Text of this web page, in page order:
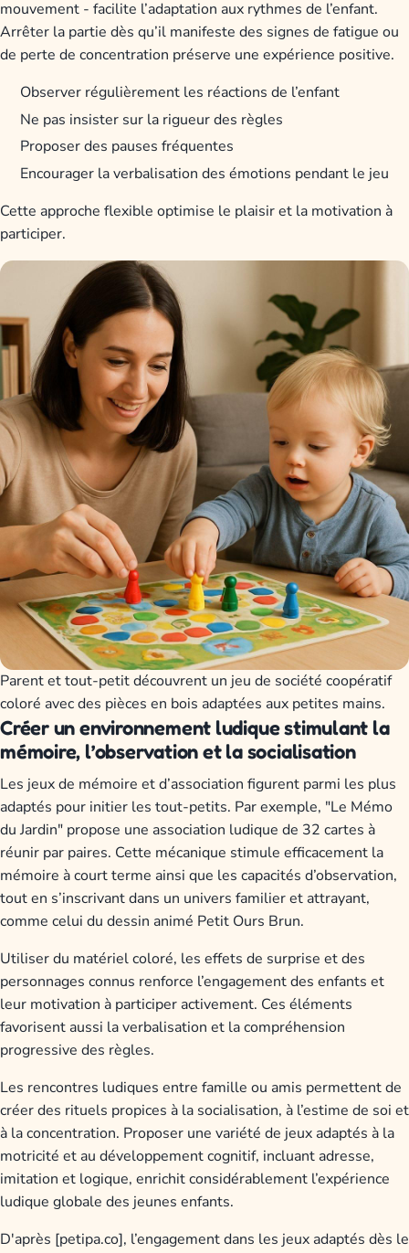
mouvement - facilite l’adaptation aux rythmes de l’enfant.
Arrêter la partie dès qu’il manifeste des signes de fatigue ou
de perte de concentration préserve une expérience positive.
Observer régulièrement les réactions de l’enfant
Ne pas insister sur la rigueur des règles
Proposer des pauses fréquentes
Encourager la verbalisation des émotions pendant le jeu
Cette approche flexible optimise le plaisir et la motivation à
participer.
Parent et tout-petit découvrent un jeu de société coopératif
coloré avec des pièces en bois adaptées aux petites mains.
Créer un environnement ludique stimulant la
mémoire, l’observation et la socialisation
Les jeux de mémoire et d’association figurent parmi les plus
adaptés pour initier les tout-petits. Par exemple, "Le Mémo
du Jardin" propose une association ludique de 32 cartes à
réunir par paires. Cette mécanique stimule efficacement la
mémoire à court terme ainsi que les capacités d’observation,
tout en s’inscrivant dans un univers familier et attrayant,
comme celui du dessin animé Petit Ours Brun.
Utiliser du matériel coloré, les effets de surprise et des
personnages connus renforce l’engagement des enfants et
leur motivation à participer activement. Ces éléments
favorisent aussi la verbalisation et la compréhension
progressive des règles.
Les rencontres ludiques entre famille ou amis permettent de
créer des rituels propices à la socialisation, à l’estime de soi et
à la concentration. Proposer une variété de jeux adaptés à la
motricité et au développement cognitif, incluant adresse,
imitation et logique, enrichit considérablement l’expérience
ludique globale des jeunes enfants.
D'après [petipa.co], l’engagement dans les jeux adaptés dès le